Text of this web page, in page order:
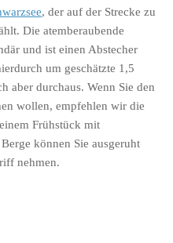
, der auf der Strecke zu
Die atemberaubende
und ist einen Abstecher
um geschätzte 1,5
aber durchaus. Wenn Sie den
wollen, empfehlen wir die
Frühstück mit
können Sie ausgeruht
nehmen.